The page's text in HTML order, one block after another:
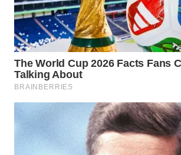
ADVOKAT
WAHANA
INFRASTRUKTUR
WAHANA
LISTRIK